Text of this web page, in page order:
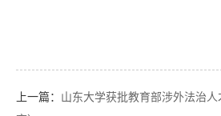
上一篇： 山东大学获批教育部涉外法治